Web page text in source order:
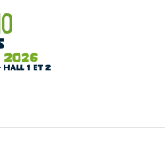
& BIO
NANTES :
BIEN-ÊTRE